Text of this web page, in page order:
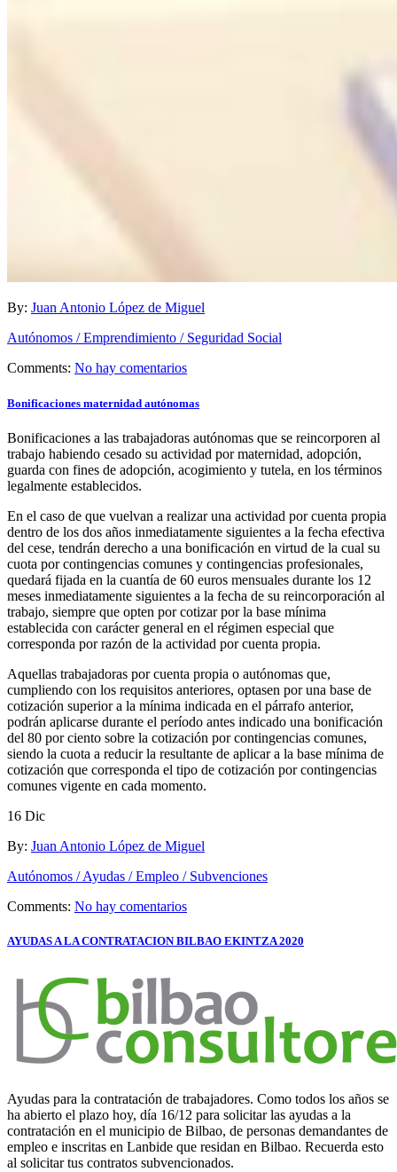
By: Juan Antonio López de Miguel
Autónomos / Emprendimiento / Seguridad Social
Comments: No hay comentarios
Bonificaciones maternidad autónomas
Bonificaciones a las trabajadoras autónomas que se reincorporen al
trabajo habiendo cesado su actividad por maternidad, adopción,
guarda con fines de adopción, acogimiento y tutela, en los términos
legalmente establecidos.
En el caso de que vuelvan a realizar una actividad por cuenta propia
dentro de los dos años inmediatamente siguientes a la fecha efectiva
del cese, tendrán derecho a una bonificación en virtud de la cual su
cuota por contingencias comunes y contingencias profesionales,
quedará fijada en la cuantía de 60 euros mensuales durante los 12
meses inmediatamente siguientes a la fecha de su reincorporación al
trabajo, siempre que opten por cotizar por la base mínima
establecida con carácter general en el régimen especial que
corresponda por razón de la actividad por cuenta propia.
Aquellas trabajadoras por cuenta propia o autónomas que,
cumpliendo con los requisitos anteriores, optasen por una base de
cotización superior a la mínima indicada en el párrafo anterior,
podrán aplicarse durante el período antes indicado una bonificación
del 80 por ciento sobre la cotización por contingencias comunes,
siendo la cuota a reducir la resultante de aplicar a la base mínima de
cotización que corresponda el tipo de cotización por contingencias
comunes vigente en cada momento.
16 Dic
By: Juan Antonio López de Miguel
Autónomos / Ayudas / Empleo / Subvenciones
Comments: No hay comentarios
AYUDAS A LA CONTRATACION BILBAO EKINTZA 2020
Ayudas para la contratación de trabajadores. Como todos los años se
ha abierto el plazo hoy, día 16/12 para solicitar las ayudas a la
contratación en el municipio de Bilbao, de personas demandantes de
empleo e inscritas en Lanbide que residan en Bilbao. Recuerda esto
al solicitar tus contratos subvencionados.